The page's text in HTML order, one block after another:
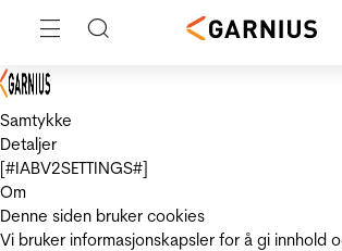
Samtykke
Detaljer
[#IABV2SETTINGS#]
Om
Denne siden bruker cookies
Vi bruker informasjonskapsler for å gi innhold